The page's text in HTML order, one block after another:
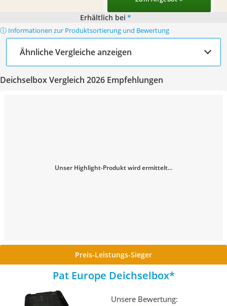
Erhältlich bei *
ⓘ Informationen zur Produktsortierung und Bewertung
Ähnliche Vergleiche anzeigen
Deichselbox Vergleich 2026 Empfehlungen
Unser Highlight-Produkt wird ermittelt...
Preis-Leistungs-Sieger
Pat Europe Deichselbox
Unsere Bewertung: